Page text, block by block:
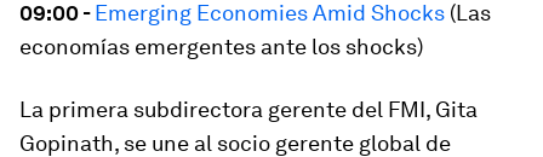
09:00 -Emerging Economies Amid Shocks (Las
economías emergentes ante los shocks)
La primera subdirectora gerente del FMI, Gita
Gopinath, se une al socio gerente global de